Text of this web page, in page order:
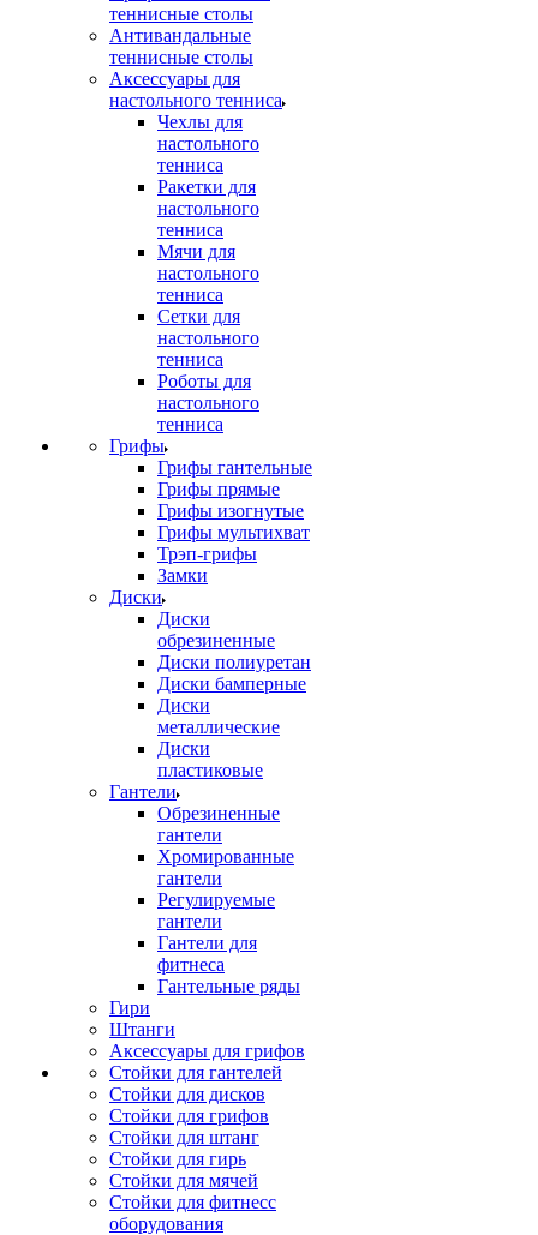
теннисные столы
Антивандальные
теннисные столы
Аксессуары для
настольного тенниса
Чехлы для
настольного
тенниса
Ракетки для
настольного
тенниса
Мячи для
настольного
тенниса
Сетки для
настольного
тенниса
Роботы для
настольного
тенниса
Грифы
Грифы гантельные
Грифы прямые
Грифы изогнутые
Грифы мультихват
Трэп-грифы
Замки
Диски
Диски
обрезиненные
Диски полиуретан
Диски бамперные
Диски
металлические
Диски
пластиковые
Гантели
Обрезиненные
гантели
Хромированные
гантели
Регулируемые
гантели
Гантели для
фитнеса
Гантельные ряды
Гири
Штанги
Аксессуары для грифов
Стойки для гантелей
Стойки для дисков
Стойки для грифов
Стойки для штанг
Стойки для гирь
Стойки для мячей
Стойки для фитнесс
оборудования